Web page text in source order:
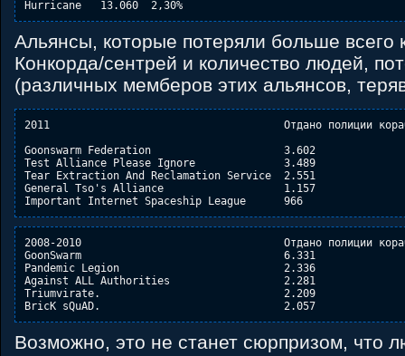
Альянсы, которые потеряли больше всего
Конкорда/сентрей и количество людей,
(различных мемберов этих альянсов,
2011                                     Отдано полиции кораблей
Goonswarm Federation                     3.602
Test Alliance Please Ignore              3.489
Tear Extraction And Reclamation Service  2.551
General Tso's Alliance                   1.157
2008-2010                                Отдано полиции кораблей
GoonSwarm                                6.331
Pandemic Legion                          2.336
Against ALL Authorities                  2.281
Triumvirate.                             2.209
Возможно, это не станет сюрпризом, что